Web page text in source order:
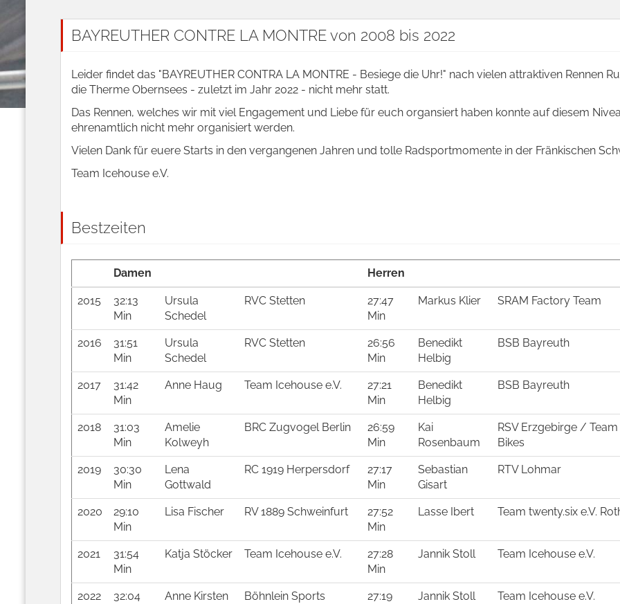
BAYREUTHER CONTRE LA MONTRE von 2008 bis 2022
Leider findet das "BAYREUTHER CONTRA LA MONTRE - Besiege die Uhr!" nach vielen attraktiven Rennen
die Therme Obernsees - zuletzt im Jahr 2022 - nicht mehr statt.
Das Rennen, welches wir mit viel Engagement und Liebe für euch organsiert haben konnte auf diesem
ehrenamtlich nicht mehr organisiert werden.
Vielen Dank für euere Starts in den vergangenen Jahren und tolle Radsportmomente in der Fränkischen
Team Icehouse e.V.
Bestzeiten
Damen Herren
2015
32:13
Min
Ursula
Schedel
RVC Stetten
27:47
Min
Markus Klier SRAM Factory Team
2016
31:51
Min
Ursula
Schedel
RVC Stetten
26:56
Min
Benedikt
Helbig
BSB Bayreuth
2017
31:42
Min
Anne Haug Team Icehouse e.V.
27:21
Min
Benedikt
Helbig
BSB Bayreuth
2018
31:03
Min
Amelie
Kolweyh
BRC Zugvogel Berlin
26:59
Min
Kai
Rosenbaum
RSV Erzgebirge / Team
Bikes
2019
30:30
Min
Lena
Gottwald
RC 1919 Herpersdorf
27:17
Min
Sebastian
Gisart
RTV Lohmar
2020
29:10
Min
Lisa Fischer RV 1889 Schweinfurt
27:52
Min
Lasse Ibert Team twenty.six e.V.
2021
31:54
Min
Katja Stöcker Team Icehouse e.V.
27:28
Min
Jannik Stoll Team Icehouse e.V.
2022
32:04
Anne Kirsten
Böhnlein Sports
27:19
Jannik Stoll Team Icehouse e.V.